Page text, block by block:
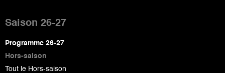
de
page
Saison 26-27
Programme 26-27
Hors-saison
Tout le Hors-saison